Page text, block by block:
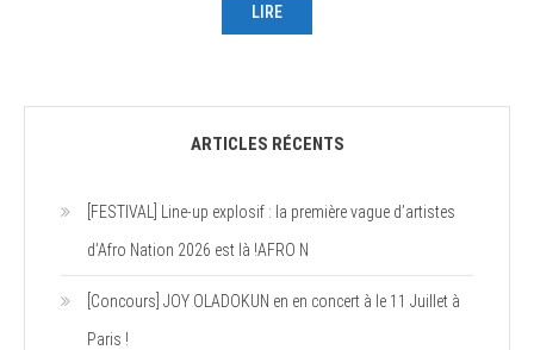
LIRE
ARTICLES RÉCENTS
[FESTIVAL] Line-up explosif : la première vague d’artistes
d’Afro Nation 2026 est là !AFRO N
[Concours] JOY OLADOKUN en en concert à le 11 Juillet à
Paris !